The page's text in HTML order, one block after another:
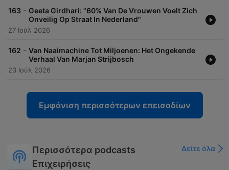
163 - Geeta Girdhari: "60% Van De Vrouwen Voelt Zich
Onveilig Op Straat In Nederland"
27 Ιούλ 2026
162 - Van Naaimachine Tot Miljoenen: Het Ongekende
Verhaal Van Marjan Strijbosch
23 Ιούλ 2026
Εμφάνιση περισσότερων επεισοδίων
Περισσότερα podcasts
Επιχειρήσεις
Δείτε όλα